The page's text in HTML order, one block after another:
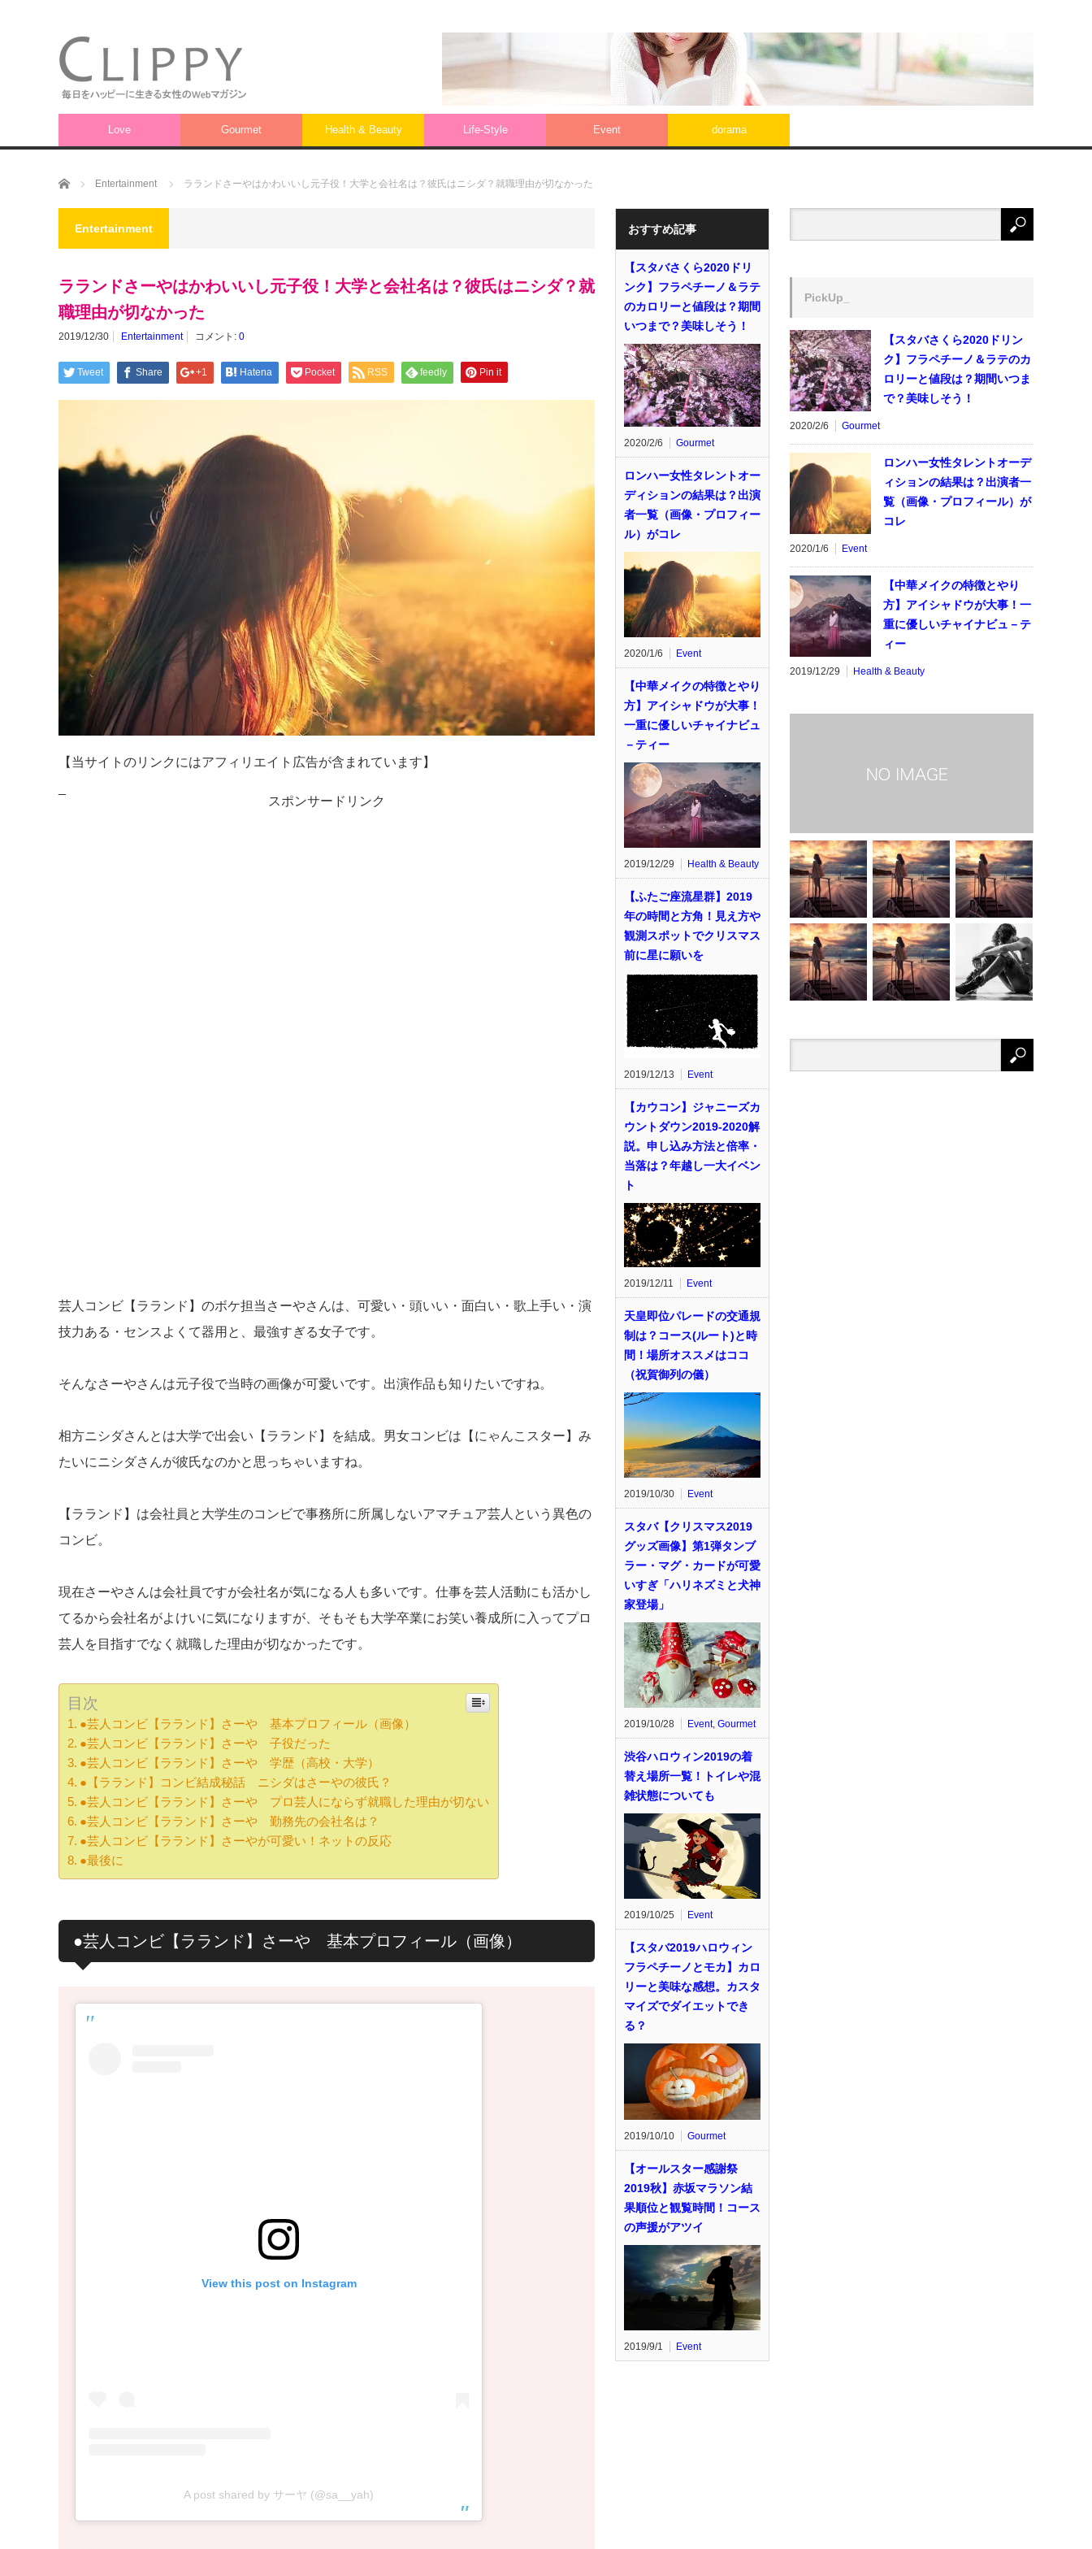
Love Gourmet Health & Beauty Life‐Style Event dorama
ホーム Entertainment ラランドさーやはかわいいし元子役！大学と会社名は？彼氏はニシダ？就職理由が切なかった
Entertainment
ラランドさーやはかわいいし元子役！大学と会社名は？彼氏はニシダ？就
職理由が切なかった
2019/12/30 Entertainment コメント: 0
Tweet Share +1 Hatena Pocket RSS feedly Pin it
【当サイトのリンクにはアフィリエイト広告が含まれています】
スポンサードリンク
芸人コンビ【ラランド】のボケ担当さーやさんは、可愛い・頭いい・面白い・歌上手い・演
技力ある・センスよくて器用と、最強すぎる女子です。
そんなさーやさんは元子役で当時の画像が可愛いです。出演作品も知りたいですね。
相方ニシダさんとは大学で出会い【ラランド】を結成。男女コンビは【にゃんこスター】み
たいにニシダさんが彼氏なのかと思っちゃいますね。
【ラランド】は会社員と大学生のコンビで事務所に所属しないアマチュア芸人という異色の
コンビ。
現在さーやさんは会社員ですが会社名が気になる人も多いです。仕事を芸人活動にも活かし
てるから会社名がよけいに気になりますが、そもそも大学卒業にお笑い養成所に入ってプロ
芸人を目指すでなく就職した理由が切なかったです。
目次
●芸人コンビ【ラランド】さーや 基本プロフィール（画像）
●芸人コンビ【ラランド】さーや 子役だった
●芸人コンビ【ラランド】さーや 学歴（高校・大学）
●【ラランド】コンビ結成秘話 ニシダはさーやの彼氏？
●芸人コンビ【ラランド】さーや プロ芸人にならず就職した理由が切ない
●芸人コンビ【ラランド】さーや 勤務先の会社名は？
●芸人コンビ【ラランド】さーやが可愛い！ネットの反応
●最後に
●芸人コンビ【ラランド】さーや 基本プロフィール（画像）
View this post on Instagram
A post shared by サーヤ (@sa__yah)
おすすめ記事
【スタバさくら2020ドリ
ンク】フラペチーノ＆ラテ
のカロリーと値段は？期間
いつまで？美味しそう！
2020/2/6 Gourmet
ロンハー女性タレントオー
ディションの結果は？出演
者一覧（画像・プロフィー
ル）がコレ
2020/1/6 Event
【中華メイクの特徴とやり
方】アイシャドウが大事！
一重に優しいチャイナビュ
－ティー
2019/12/29 Health & Beauty
【ふたご座流星群】2019
年の時間と方角！見え方や
観測スポットでクリスマス
前に星に願いを
2019/12/13 Event
【カウコン】ジャニーズカ
ウントダウン2019-2020解
説。申し込み方法と倍率・
当落は？年越し一大イベン
ト
2019/12/11 Event
天皇即位パレードの交通規
制は？コース(ルート)と時
間！場所オススメはココ
（祝賀御列の儀）
2019/10/30 Event
スタバ【クリスマス2019
グッズ画像】第1弾タンブ
ラー・マグ・カードが可愛
いすぎ「ハリネズミと犬神
家登場」
2019/10/28 Event, Gourmet
渋谷ハロウィン2019の着
替え場所一覧！トイレや混
雑状態についても
2019/10/25 Event
【スタバ2019ハロウィン
フラペチーノとモカ】カロ
リーと美味な感想。カスタ
マイズでダイエットでき
る？
2019/10/10 Gourmet
【オールスター感謝祭
2019秋】赤坂マラソン結
果順位と観覧時間！コース
の声援がアツイ
2019/9/1 Event
PickUp_
【スタバさくら2020ドリン
ク】フラペチーノ＆ラテのカ
ロリーと値段は？期間いつま
で？美味しそう！
2020/2/6 Gourmet
ロンハー女性タレントオーデ
ィションの結果は？出演者一
覧（画像・プロフィール）が
コレ
2020/1/6 Event
【中華メイクの特徴とやり
方】アイシャドウが大事！一
重に優しいチャイナビュ－テ
ィー
2019/12/29 Health & Beauty